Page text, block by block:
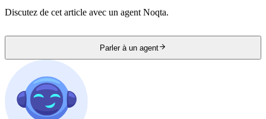
Discutez de cet article avec un agent Noqta.
Parler à un agent